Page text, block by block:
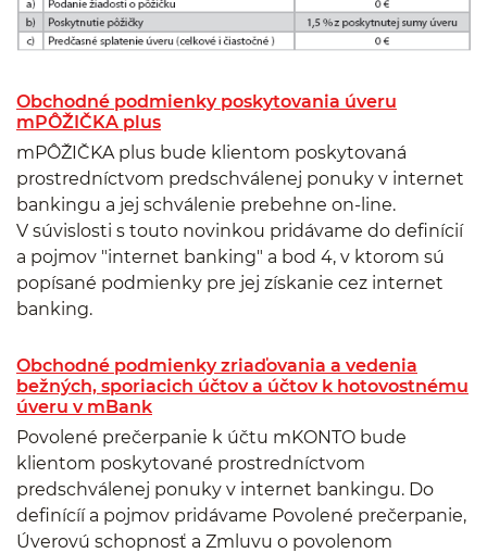
Obchodné podmienky poskytovania úveru
mPÔŽIČKA plus
mPÔŽIČKA plus bude klientom poskytovaná
prostredníctvom predschválenej ponuky v internet
bankingu a jej schválenie prebehne on-line.
V súvislosti s touto novinkou pridávame do definícií
a pojmov "internet banking" a bod 4, v ktorom sú
popísané podmienky pre jej získanie cez internet
banking.
Obchodné podmienky zriaďovania a vedenia
bežných, sporiacich účtov a účtov k hotovostnému
úveru v mBank
Povolené prečerpanie k účtu mKONTO bude
klientom poskytované prostredníctvom
predschválenej ponuky v internet bankingu. Do
definícíí a pojmov pridávame Povolené prečerpanie,
Úverovú schopnosť a Zmluvu o povolenom